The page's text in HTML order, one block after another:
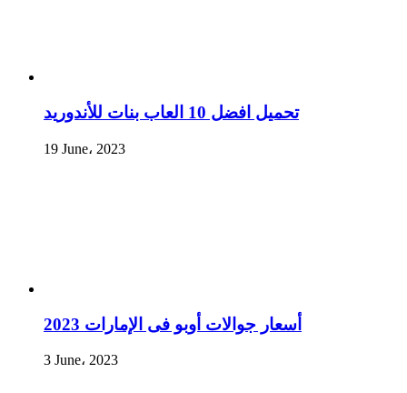
تحميل افضل 10 العاب بنات للأندوريد
19 June، 2023
أسعار جوالات أوبو فى الإمارات 2023
3 June، 2023